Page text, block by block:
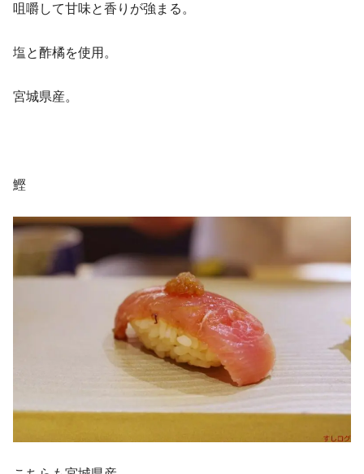
咀嚼して甘味と香りが強まる。
塩と酢橘を使用。
宮城県産。
鰹